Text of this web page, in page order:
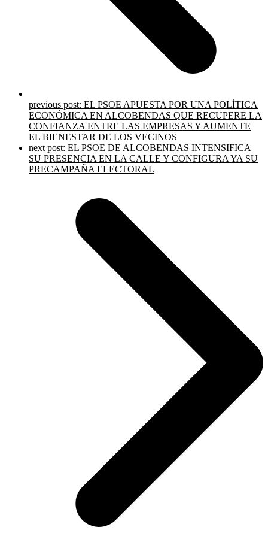
previous post: EL PSOE APUESTA POR UNA POLÍTICA
ECONÓMICA EN ALCOBENDAS QUE RECUPERE LA
CONFIANZA ENTRE LAS EMPRESAS Y AUMENTE
EL BIENESTAR DE LOS VECINOS
next post: EL PSOE DE ALCOBENDAS INTENSIFICA
SU PRESENCIA EN LA CALLE Y CONFIGURA YA SU
PRECAMPAÑA ELECTORAL